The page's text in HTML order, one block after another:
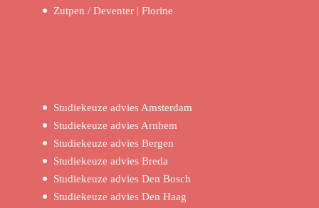
Zutpen / Deventer | Florine
Studiekeuze advies Amsterdam
Studiekeuze advies Arnhem
Studiekeuze advies Bergen
Studiekeuze advies Breda
Studiekeuze advies Den Bosch
Studiekeuze advies Den Haag